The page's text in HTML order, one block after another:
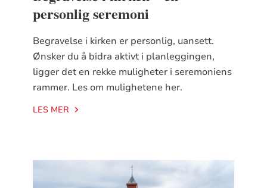
personlig seremoni
Begravelse i kirken er personlig, uansett.
Ønsker du å bidra aktivt i planleggingen,
ligger det en rekke muligheter i seremoniens
rammer. Les om mulighetene her.
LES MER